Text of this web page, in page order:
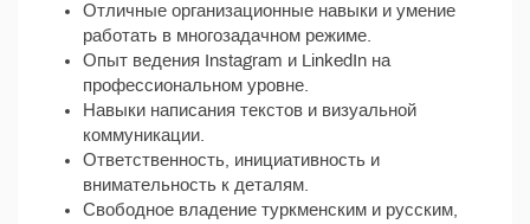
Отличные организационные навыки и умение
работать в многозадачном режиме.
Опыт ведения Instagram и LinkedIn на
профессиональном уровне.
Навыки написания текстов и визуальной
коммуникации.
Ответственность, инициативность и
внимательность к деталям.
Свободное владение туркменским и русским,